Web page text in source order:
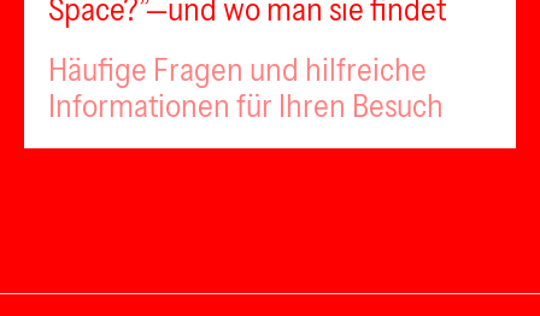
Space?”—und wo man sie findet
Häufige Fragen und hilfreiche
Informationen für Ihren Besuch